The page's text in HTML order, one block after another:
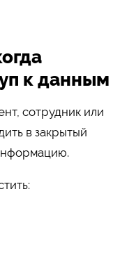
к данным
сотрудник или
в закрытый